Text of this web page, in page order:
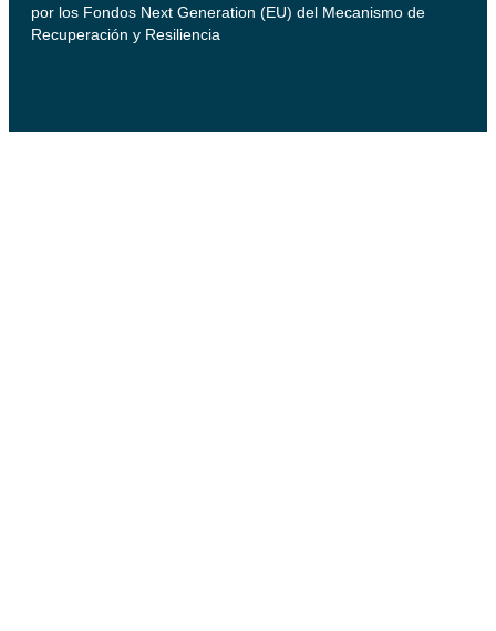
por los Fondos Next Generation (EU) del Mecanismo de
Recuperación y Resiliencia